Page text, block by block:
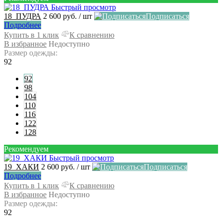
Быстрый просмотр
18_ПУДРА 2 600 руб. / шт
Подписаться
Подробнее
Купить в 1 клик
К сравнению
В избранное Недоступно
Размер одежды:
92
92
98
104
110
116
122
128
Рекомендуем
Быстрый просмотр
19_ХАКИ 2 600 руб. / шт
Подписаться
Подробнее
Купить в 1 клик
К сравнению
В избранное Недоступно
Размер одежды:
92